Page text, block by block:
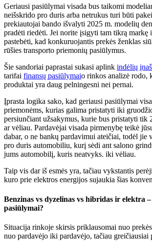
Geriausi pasiūlymai visada bus taikomi
neišskrido pro duris arba netrukus turi būti
prekiautojai bando išvalyti 2025 m. modelių
pradėti riedėti. Jei norite įsigyti tam tikrą markę
pastebėti, kad konkuruojantis prekės ženklas
rūšies transporto priemonių pasiūlymus.
Šie sandoriai paprastai sukasi aplink indėlių
tarifai finansų pasiūlymaio rinkos analizė rodo,
produktai yra daug pelningesni nei pernai.
Įprasta logika sako, kad geriausi pasiūlymai
priemonėms, kurias galima pristatyti iki
persiunčiant užsakymus, kurie bus pristatyti tik
ar vėliau. Pardavėjai visada pirmenybę teikė
dabar, o ne bankų pardavimui ateičiai, todėl jie
pro duris automobiliu, kurį sėdi ant salono
jums automobilį, kuris neatvyks. iki vėliau.
Taip vis dar iš esmės yra, tačiau vykstantis
kuro prie elektros energijos sujaukia šias
Benzinas vs dyzelinas vs hibridas ir elektra
pasiūlymai?
Situacija rinkoje skirsis priklausomai nuo
nuo pardavėjo iki pardavėjo, tačiau greičiausiai